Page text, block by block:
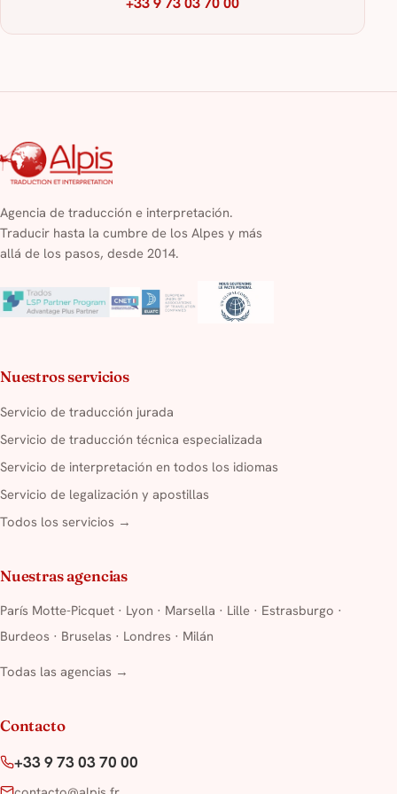
Agencia de traducción e interpretación.
Traducir hasta la cumbre de los Alpes y más
allá de los pasos, desde 2014.
Nuestros servicios
Servicio de traducción jurada
Servicio de traducción técnica especializada
Servicio de interpretación en todos los idiomas
Servicio de legalización y apostillas
Todos los servicios →
Nuestras agencias
París Motte-Picquet · Lyon · Marsella · Lille · Estrasburgo ·
Burdeos · Bruselas · Londres · Milán
Todas las agencias →
Contacto
+33 9 73 03 70 00